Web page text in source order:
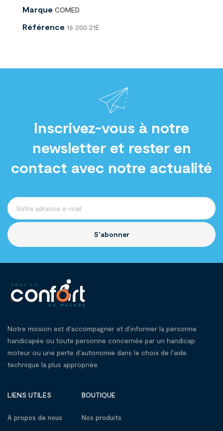
Marque COMED
Référence 16 200 21E
Inscrivez-vous à notre
newsletter et rester en
contact avec notre actualité
S’abonner
Notre mission est d'accompagner et d’informer la personne
handicapée ou toute personne concernée par un handicap
moteur ou une perte d’autonomie dans le choix de l’aide
technique la plus appropriée.
LIENS UTILES
A propos de nous
BOUTIQUE
Nos produits